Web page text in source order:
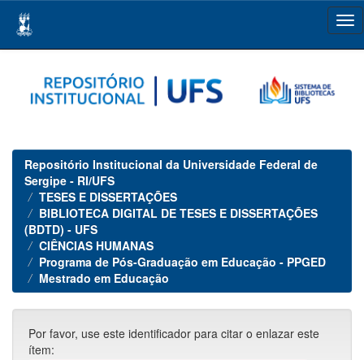
navigation
Repositório Institucional da Universidade Federal de
Sergipe - RI/UFS
TESES E DISSERTAÇÕES
BIBLIOTECA DIGITAL DE TESES E DISSERTAÇÕES
(BDTD) - UFS
CIÊNCIAS HUMANAS
Programa de Pós-Graduação em Educação - PPGED
Mestrado em Educação
Por favor, use este identificador para citar o enlazar este
ítem: